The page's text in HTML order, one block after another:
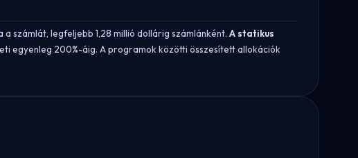
számlát, legfeljebb 1,28 millió dollárig számlánként. A statikus
egyenleg 200%-áig. A programok közötti összesített allokációk